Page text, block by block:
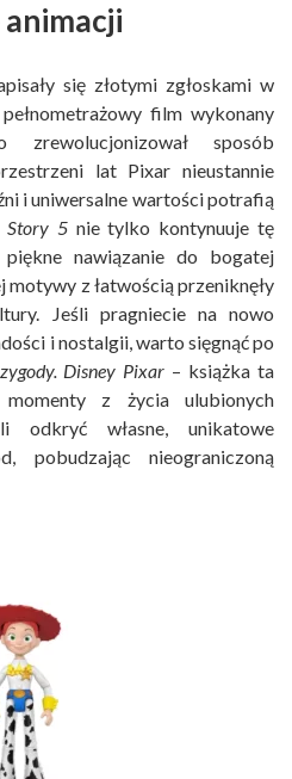
animacji
się złotymi zgłoskami w
film wykonany
zrewolucjonizował sposób
lat Pixar nieustannie
i uniwersalne wartości potrafią
Story 5nie tylko kontynuuje tę
nawiązanie do bogatej
motywy z łatwością przeniknęły
Jeśli pragniecie na nowo
i nostalgii, warto sięgnąć po
Disney Pixar – książka ta
momenty z życia ulubionych
odkryć własne, unikatowe
pobudzając nieograniczoną